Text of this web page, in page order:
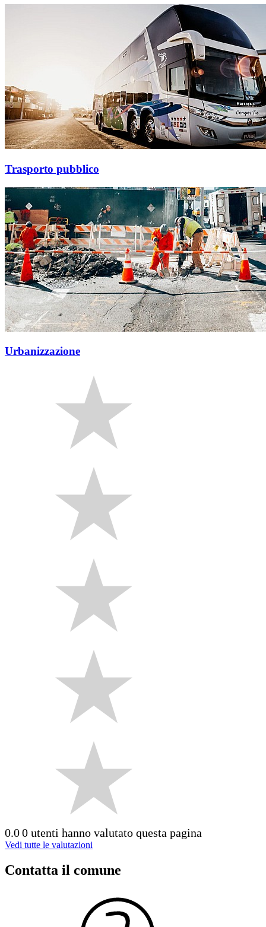
Trasporto pubblico
Urbanizzazione
0.00 utenti hanno valutato questa pagina
Vedi tutte le valutazioni
Contatta il comune